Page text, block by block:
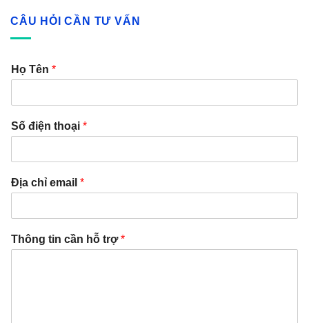
CÂU HỎI CẦN TƯ VẤN
Họ Tên *
Số điện thoại *
Địa chỉ email *
Thông tin cần hỗ trợ*